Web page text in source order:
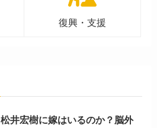
復興・支援
松井宏樹に嫁はいるのか？脳外